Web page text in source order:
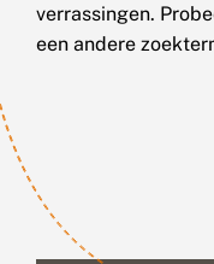
verrassingen.
een andere